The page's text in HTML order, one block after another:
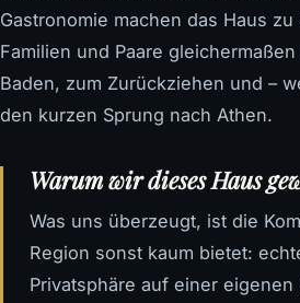
Gastronomie machen das Haus
Familien und Paare
Baden, zum Zurückziehen und –
den kurzen Sprung nach Athen.
Warum wir dieses Haus
Was uns überzeugt, ist die
Region sonst kaum bietet:
Privatsphäre auf einer eigenen